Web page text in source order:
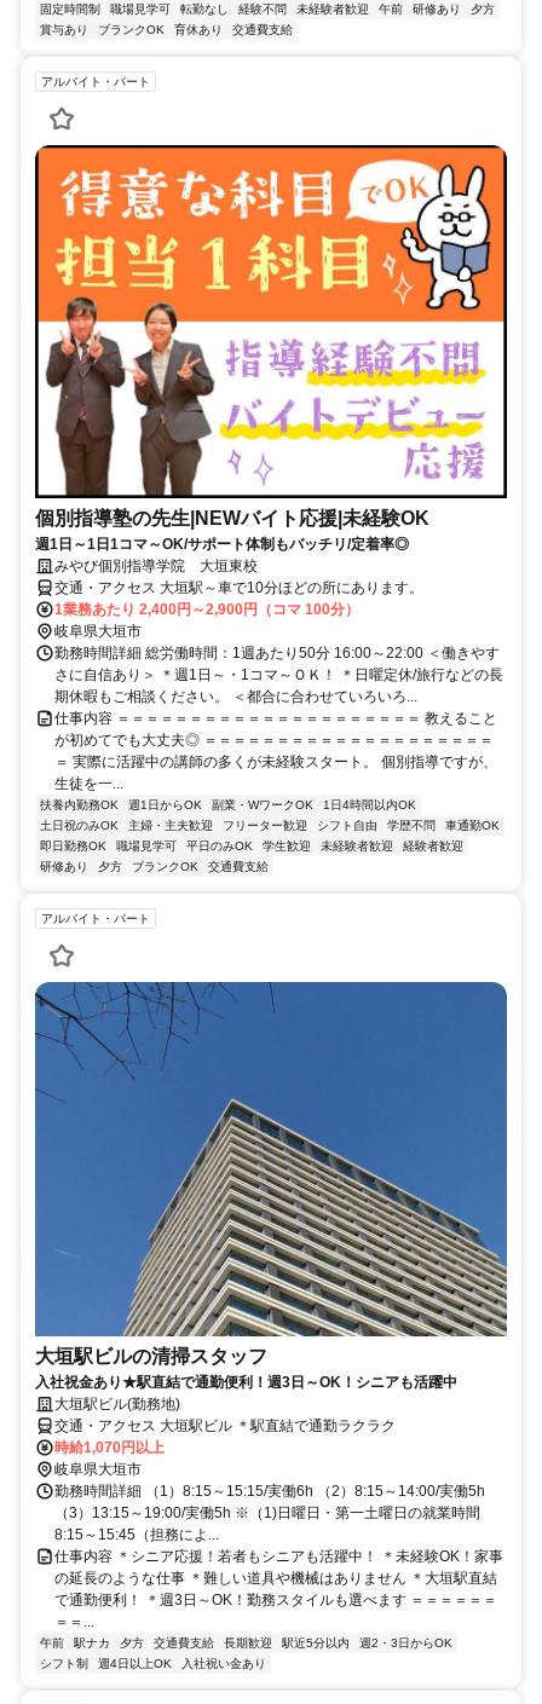
固定時間制
職場見学可 転勤なし 経験不問 未経験者歓迎 午前 研修あり
夕方
賞与あり
ブランクOK 育休あり 交通費支給
アルバイト・パート
個別指導塾の先生|NEWバイト応援|未経験OK
週1日～1日1コマ～OK/サポート体制もバッチリ/定着率◎
みやび個別指導学院 大垣東校
交通・アクセス 大垣駅～車で10分ほどの所にあります。
1業務あたり 2,400円～2,900円（コマ 100分）
岐阜県大垣市
勤務時間詳細 総労働時間：1週あたり50分 16:00～22:00 ＜働きやす
さに自信あり＞ ＊週1日～・1コマ～ＯＫ！ ＊日曜定休/旅行などの長
期休暇もご相談ください。 ＜都合に合わせていろいろ...
仕事内容 ＝＝＝＝＝＝＝＝＝＝＝＝＝＝＝＝＝＝＝＝＝ 教えること
が初めてでも大丈夫◎ ＝＝＝＝＝＝＝＝＝＝＝＝＝＝＝＝＝＝＝＝
＝ 実際に活躍中の講師の多くが未経験スタート。 個別指導ですが、
生徒を一...
扶養内勤務OK 週1日からOK 副業・WワークOK
1日4時間以内OK
土日祝のみOK
主婦・主夫歓迎 フリーター歓迎 シフト自由 学歴不問
車通勤OK
即日勤務OK
職場見学可 平日のみOK 学生歓迎 未経験者歓迎
経験者歓迎
研修あり
夕方 ブランクOK 交通費支給
アルバイト・パート
大垣駅ビルの清掃スタッフ
入社祝金あり★駅直結で通勤便利！週3日～OK！シニアも活躍中
大垣駅ビル(勤務地)
交通・アクセス 大垣駅ビル ＊駅直結で通勤ラクラク
時給1,070円以上
岐阜県大垣市
勤務時間詳細 （1）8:15～15:15/実働6h （2）8:15～14:00/実働5h
（3）13:15～19:00/実働5h ※（1)日曜日・第一土曜日の就業時間
8:15～15:45（担務によ...
仕事内容 ＊シニア応援！若者もシニアも活躍中！ ＊未経験OK！家事
の延長のような仕事 ＊難しい道具や機械はありません ＊大垣駅直結
で通勤便利！ ＊週3日～OK！勤務スタイルも選べます ＝＝＝＝＝＝
＝＝...
午前 駅ナカ 夕方 交通費支給 長期歓迎 駅近5分以内
週2・3日からOK
シフト制
週4日以上OK 入社祝い金あり